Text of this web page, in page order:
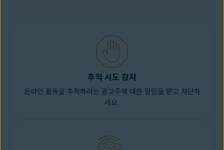
추적 시도 감지
온라인 활동을 추적하려는 광고주에 대한 알림을 받고 차단하
세요.